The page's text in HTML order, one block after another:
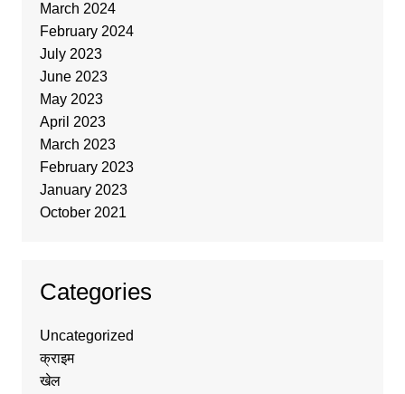
March 2024
February 2024
July 2023
June 2023
May 2023
April 2023
March 2023
February 2023
January 2023
October 2021
Categories
Uncategorized
क्राइम
खेल